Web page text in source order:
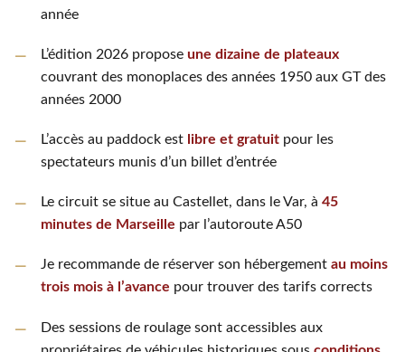
année
L’édition 2026 propose une dizaine de plateaux
couvrant des monoplaces des années 1950 aux GT des
années 2000
L’accès au paddock est libre et gratuitpour les
spectateurs munis d’un billet d’entrée
Le circuit se situe au Castellet, dans le Var, à 45
minutes de Marseille par l’autoroute A50
Je recommande de réserver son hébergement au moins
trois mois à l’avance pour trouver des tarifs corrects
Des sessions de roulage sont accessibles aux